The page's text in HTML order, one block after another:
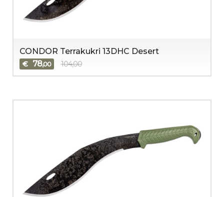
CONDOR Terrakukri 13DHC Desert
€ 78,00 104,00